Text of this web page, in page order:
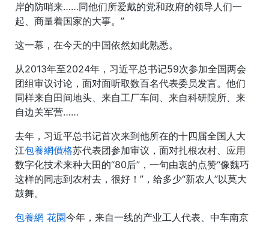
岸的防哨来……同他们所爱戴的党和政府的领导人们一
起、商量着国家的大事。”
这一幕，在今天的中国依然如此熟悉。
从2013年至2024年，习近平总书记59次参加全国两会
团组审议讨论，面对面听取数百名代表委员发言。他们
同样来自田间地头、来自工厂车间、来自科研院所、来
自边关军营……
去年，习近平总书记首次来到他所在的十四届全国人大
江包養網價格苏代表团参加审议，面对扎根农村、应用
数字化技术来种大田的“80后”，一句由衷的点赞“像魏巧
这样的同志到农村去，很好！”，给多少“新农人”以莫大
鼓舞。
包養網 花園今年，来自一线的产业工人代表、中车南京